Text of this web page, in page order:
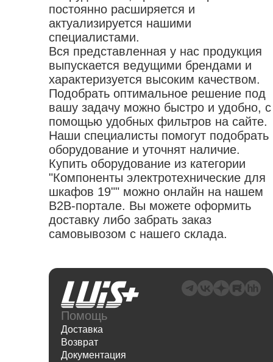
переходники для электроинструмента
насадки
коврики диэлектрические
обувь
постоянно расширяется и
актуализируется нашими
специалистами.
Вся представленная у нас продукция
выпускается ведущими брендами и
характеризуется высоким качеством.
Подобрать оптимальное решение под
вашу задачу можно быстро и удобно, с
помощью удобных фильтров на сайте.
Наши специалисты помогут подобрать
оборудование и уточнят наличие.
Купить оборудование из категории
"Компоненты электротехнические для
шкафов 19"" можно онлайн на нашем
B2B-портале. Вы можете оформить
доставку либо забрать заказ
самовывозом с нашего склада.
Помощь
Доставка
Возврат
Документация